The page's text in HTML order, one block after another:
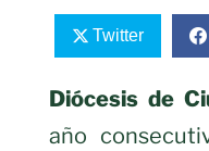
Twitter
Diócesis de
año